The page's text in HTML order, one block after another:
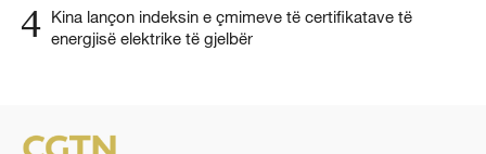
4 Kina lançon indeksin e çmimeve të certifikatave të
energjisë elektrike të gjelbër